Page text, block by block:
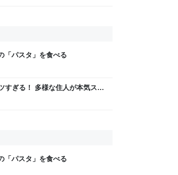
「パスタ」を食べる
すぎる！ 多様な住人が本気スキ
の価値向上”戦略 東京・中央区
「パスタ」を食べる